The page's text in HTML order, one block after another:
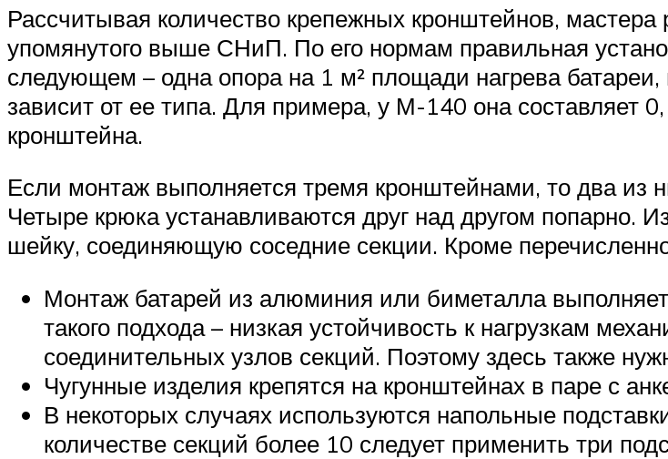
Рассчитывая количество крепежных кронштейнов,
упомянутого выше СНиП. По его нормам правильная
следующем – одна опора на 1 м² площади нагрева
зависит от ее типа. Для примера, у М-140 она составляет
кронштейна.
Если монтаж выполняется тремя кронштейнами, то два из
Четыре крюка устанавливаются друг над другом попарно.
шейку, соединяющую соседние секции. Кроме
Монтаж батарей из алюминия или биметалла
такого подхода – низкая устойчивость к нагрузкам
соединительных узлов секций. Поэтому здесь также
Чугунные изделия крепятся на кронштейнах в паре с
В некоторых случаях используются напольные
количестве секций более 10 следует применить три